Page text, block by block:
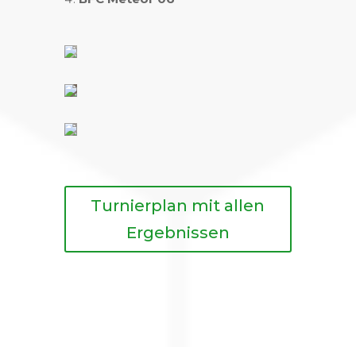
Turnierplan mit allen
Ergebnissen